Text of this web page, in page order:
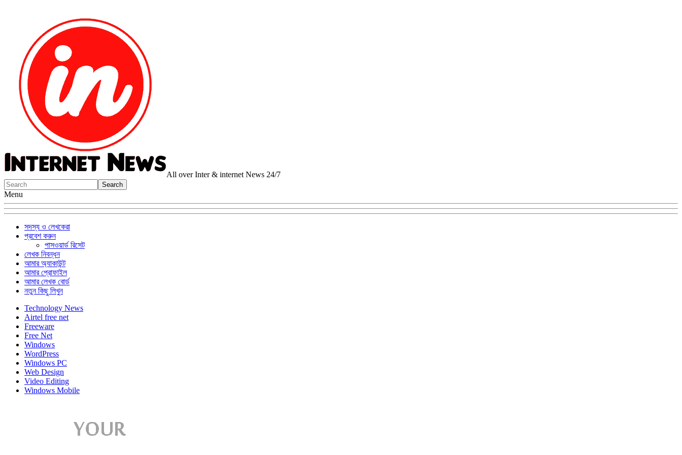
All over Inter & internet News 24/7
Menu
সদস্য ও লেখকেরা
প্রবেশ করুন
পাসওয়ার্ড রিসেট
লেখক নিবন্ধন
আমার অ্যাকাউন্ট
আমার প্রোফাইল
আমার লেখক বোর্ড
নতুন কিছু লিখুন
Technology News
Airtel free net
Freeware
Free Net
Windows
WordPress
Windows PC
Web Design
Video Editing
Windows Mobile